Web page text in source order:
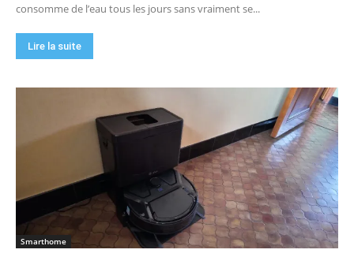
consomme de l’eau tous les jours sans vraiment se...
Lire la suite
Smarthome